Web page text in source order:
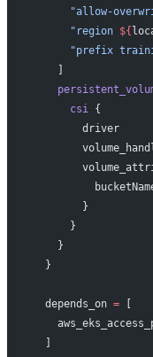
"allow-
      "region
${
"prefix
      csi
{
        driver
        }
      }
    }
  }
  depends_on
= [